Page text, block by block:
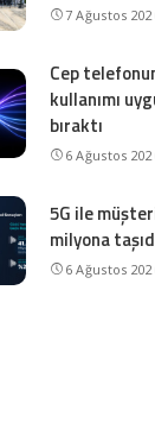
7 Ağustos
Cep
kullanımı
bıraktı
6 Ağustos
5G ile
milyona
6 Ağustos